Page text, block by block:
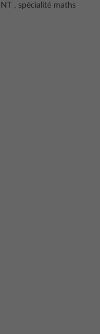
, spécialité maths